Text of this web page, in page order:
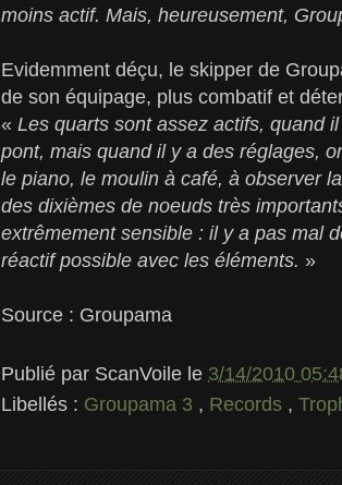
moins actif. Mais, heureusement,
Evidemment déçu, le skipper de
de son équipage, plus combatif et
« Les quarts sont assez actifs, quand
pont, mais quand il y a des réglages,
le piano, le moulin à café, à observer
des dixièmes de noeuds très
extrêmement sensible : il y a pas mal
réactif possible avec les éléments. »
Source : Groupama
Publié par ScanVoile le 3/14/2010
Libellés : Groupama 3 , Records ,